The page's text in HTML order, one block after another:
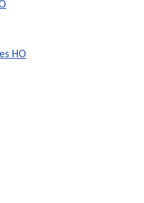
HO